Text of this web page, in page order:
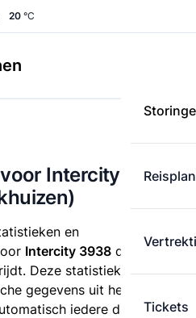
20 °C
Tickets
Intercity 3938
en
Intercity 3938 die
van
rijdt. Deze statistieken zijn
gegevens uit het
iedere dag